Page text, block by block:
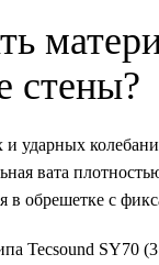
стены?
ударных
вата
в обрешетке с
Tecsound SY70